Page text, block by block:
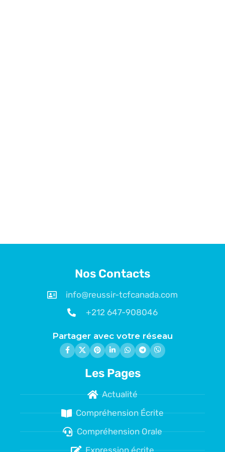
Nos Contacts
info@reussir-tcfcanada.com
+212 647-908046
Partager avec votre réseau
Les Pages
Actualité
Compréhension Écrite
Compréhension Orale
Expression écrite